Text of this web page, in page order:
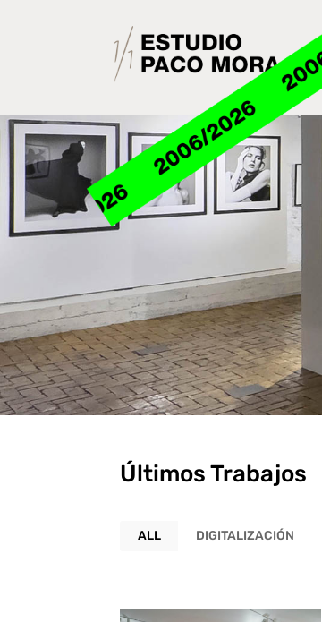
Últimos Trabajos
ALL DIGITALIZACIÓN